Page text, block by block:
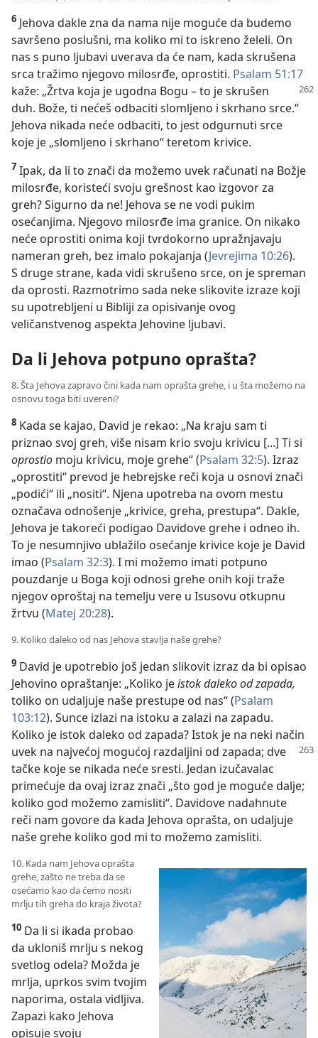
6 Jehova dakle zna da nama nije moguće da budemo
savršeno poslušni, ma koliko mi to iskreno želeli. On
nas s puno ljubavi uverava da će nam, kada skrušena
srca tražimo njegovo milosrđe, oprostiti. Psalam 51:17
kaže: „Žrtva koja je ugodna Bogu – to je skrušen
duh. Bože, ti nećeš odbaciti slomljeno i skrhano srce.“
Jehova nikada neće odbaciti, to jest odgurnuti srce
koje je „slomljeno i skrhano“ teretom krivice.
7 Ipak, da li to znači da možemo uvek računati na Božje
milosrđe, koristeći svoju grešnost kao izgovor za
greh? Sigurno da ne! Jehova se ne vodi pukim
osećanjima. Njegovo milosrđe ima granice. On nikako
neće oprostiti onima koji tvrdokorno upražnjavaju
nameran greh, bez imalo pokajanja (Jevrejima 10:26).
S druge strane, kada vidi skrušeno srce, on je spreman
da oprosti. Razmotrimo sada neke slikovite izraze koji
su upotrebljeni u Bibliji za opisivanje ovog
veličanstvenog aspekta Jehovine ljubavi.
Da li Jehova potpuno oprašta?
8. Šta Jehova zapravo čini kada nam oprašta grehe, i u šta možemo na
osnovu toga biti uvereni?
8 Kada se kajao, David je rekao: „Na kraju sam ti
priznao svoj greh, više nisam krio svoju krivicu [...] Ti si
oprostio moju krivicu, moje grehe“ (Psalam 32:5). Izraz
„oprostiti“ prevod je hebrejske reči koja u osnovi znači
„podići“ ili „nositi“. Njena upotreba na ovom mestu
označava odnošenje „krivice, greha, prestupa“. Dakle,
Jehova je takoreći podigao Davidove grehe i odneo ih.
To je nesumnjivo ublažilo osećanje krivice koje je David
imao (Psalam 32:3). I mi možemo imati potpuno
pouzdanje u Boga koji odnosi grehe onih koji traže
njegov oproštaj na temelju vere u Isusovu otkupnu
žrtvu (Matej 20:28).
9. Koliko daleko od nas Jehova stavlja naše grehe?
9 David je upotrebio još jedan slikovit izraz da bi opisao
Jehovino opraštanje: „Koliko jeistok daleko od zapada,
toliko on udaljuje naše prestupe od nas“ (Psalam
103:12). Sunce izlazi na istoku a zalazi na zapadu.
Koliko je istok daleko od zapada? Istok je na neki način
uvek na najvećoj mogućoj razdaljini od zapada; dve
tačke koje se nikada neće sresti. Jedan izučavalac
primećuje da ovaj izraz znači „što god je moguće dalje;
koliko god možemo zamisliti“. Davidove nadahnute
reči nam govore da kada Jehova oprašta, on udaljuje
naše grehe koliko god mi to možemo zamisliti.
10. Kada nam Jehova oprašta
grehe, zašto ne treba da se
osećamo kao da ćemo nositi
mrlju tih greha do kraja života?
10 Da li si ikada probao
da ukloniš mrlju s nekog
svetlog odela? Možda je
mrlja, uprkos svim tvojim
naporima, ostala vidljiva.
Zapazi kako Jehova
opisuje svoju